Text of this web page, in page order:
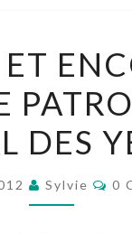
ET
ENCORE
DE
BOUQUINS
DES
Sylvie 0